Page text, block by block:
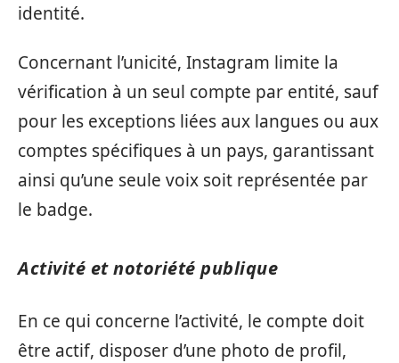
identité.
Concernant l’unicité, Instagram limite la
vérification à un seul compte par entité, sauf
pour les exceptions liées aux langues ou aux
comptes spécifiques à un pays, garantissant
ainsi qu’une seule voix soit représentée par
le badge.
Activité et notoriété publique
En ce qui concerne l’activité, le compte doit
être actif, disposer d’une photo de profil,